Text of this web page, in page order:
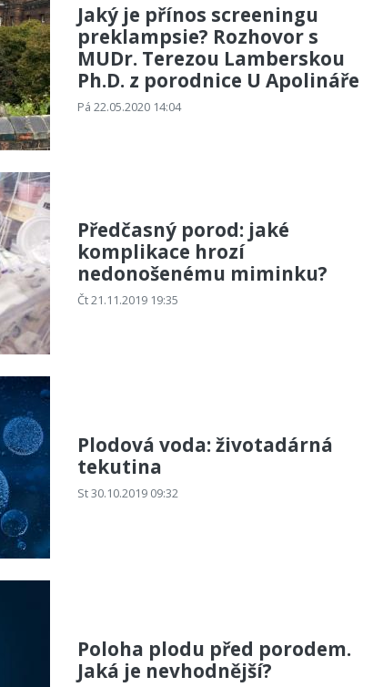
Jaký je přínos screeningu
preklampsie? Rozhovor s
MUDr. Terezou Lamberskou
Ph.D. z porodnice U Apolináře
Pá 22.05.2020 14:04
Předčasný porod: jaké
komplikace hrozí
nedonošenému miminku?
Čt 21.11.2019 19:35
Plodová voda: životadárná
tekutina
St 30.10.2019 09:32
Poloha plodu před porodem.
Jaká je nevhodnější?